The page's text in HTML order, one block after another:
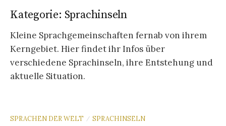
Kategorie: Sprachinseln
Kleine Sprachgemeinschaften fernab von ihrem
Kerngebiet. Hier findet ihr Infos über
verschiedene Sprachinseln, ihre Entstehung und
aktuelle Situation.
SPRACHEN DER WELT / SPRACHINSELN